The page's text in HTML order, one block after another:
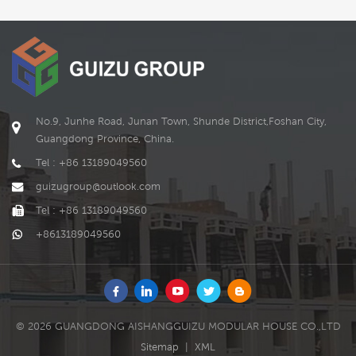
con las necesidades o
cliente f.
No.9, Junhe Road, Junan Town, Shunde District,Foshan City,
Guangdong Province, China.
Tel : +86 13189049560
guizugroup@outlook.com
Tel : +86 13189049560
+8613189049560
© 2026 GUANGDONG AISHANGGUIZU MODULAR HOUSE CO.,LTD
Sitemap
XML